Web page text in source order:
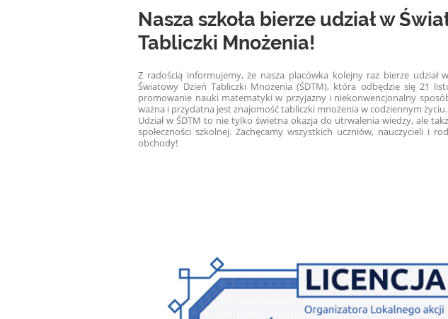
Nasza szkoła bierze udział w
Tabliczki Mnożenia!
Z radością informujemy, że nasza placówka kolejny raz bierze
Światowy Dzień Tabliczki Mnożenia (ŚDTM), która odbędzie się 21
promowanie nauki matematyki w przyjazny i niekonwencjonalny
ważna i przydatna jest znajomość tabliczki mnożenia w codziennym życiu.
Udział w ŚDTM to nie tylko świetna okazja do utrwalenia wiedzy, ale
społeczności szkolnej. Zachęcamy wszystkich uczniów, nauczycieli i
obchody!